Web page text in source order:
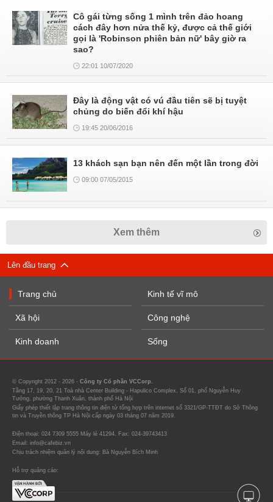
Cô gái từng sống 1 mình trên đảo hoang
cách đây hơn nửa thế kỷ, được cả thế giới
gọi là 'Robinson phiên bản nữ' bây giờ ra
sao?
22:01 10/07/2020
Đây là động vật có vú đầu tiên sẽ bị tuyệt
chủng do biến đổi khí hậu
19:45 20/06/2016
13 khách sạn bạn nên đến một lần trong đời
09:00 07/05/2015
Xem thêm
Lên đầu trang
Trang chủ
Xã hội
Kinh doanh
Kinh tế vĩ mô
Công nghệ
Sống
© Copyright 2012 - 2026 - Công ty Cổ phần VCCorp.
Tầng 17, 19, 20, 21 Toà nhà Center Building - Hapulico Complex, Số 01, phố Nguyễn Huy
Tưởng, phường Thanh Xuân, thành phố Hà Nội
Giấy phép thiết lập trang thông tin điện tử tổng hợp trên internet số 3321/GP-TTĐT do Sở Thông
tin và Truyền thông TP Hà Nội cấp ngày 03 tháng 07 năm 2019.
Điện thoại: 024 7309 5555 Máy lẻ 41294. Fax: 024-39743413
Email: info@cafebiz.vn
Chịu trách nhiệm quản lý nội dung: Bà Nguyễn Bích Minh
Hỗ trợ quảng cáo: